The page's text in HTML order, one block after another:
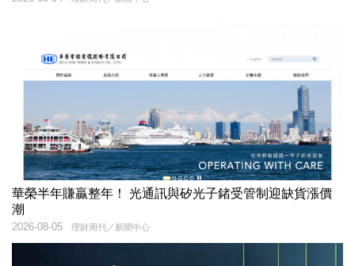
華榮半年賺贏整年！ 光通訊與矽光子鍺受管制迎缺貨漲價
潮
理財周刊／新聞中心
2026-08-05